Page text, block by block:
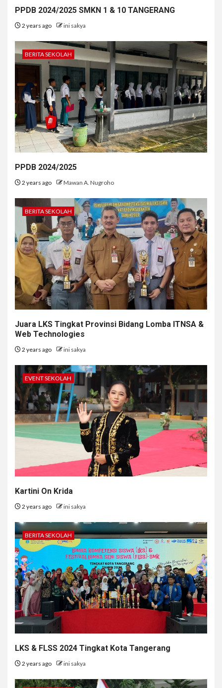
PPDB 2024/2025 SMKN 1 & 10 TANGERANG
2 years ago ini sakya
BERITA SEKOLAH
PPDB 2024/2025
2 years ago Mawan A. Nugroho
BERITA SEKOLAH
Juara LKS Tingkat Provinsi Bidang Lomba ITNSA &
Web Technologies
2 years ago ini sakya
EVENT SEKOLAH
Kartini On Krida
2 years ago ini sakya
BERITA SEKOLAH
LKS & FLSS 2024 Tingkat Kota Tangerang
2 years ago ini sakya